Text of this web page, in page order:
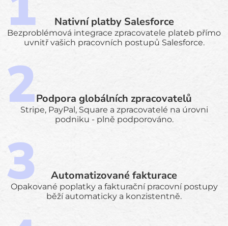
Nativní platby Salesforce
Bezproblémová integrace zpracovatele plateb přímo
uvnitř vašich pracovních postupů Salesforce.
Podpora globálních zpracovatelů
Stripe, PayPal, Square a zpracovatelé na úrovni
podniku - plně podporováno.
Automatizované fakturace
Opakované poplatky a fakturační pracovní postupy
běží automaticky a konzistentně.